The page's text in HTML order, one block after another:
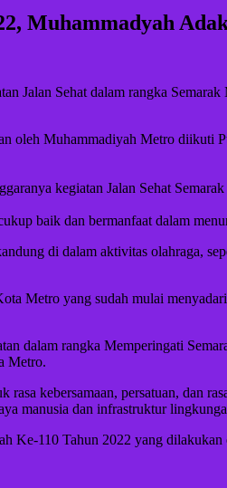
Muhammadyah
Sehat dalam rangka
oleh Muhammadiyah Metro
kegiatan Jalan Sehat
baik dan bermanfaat dalam
di dalam aktivitas olahraga,
Metro yang sudah mulai
dalam rangka Memperingati
Metro.
kebersamaan, persatuan, dan
manusia dan infrastruktur
Ke-110 Tahun 2022 yang